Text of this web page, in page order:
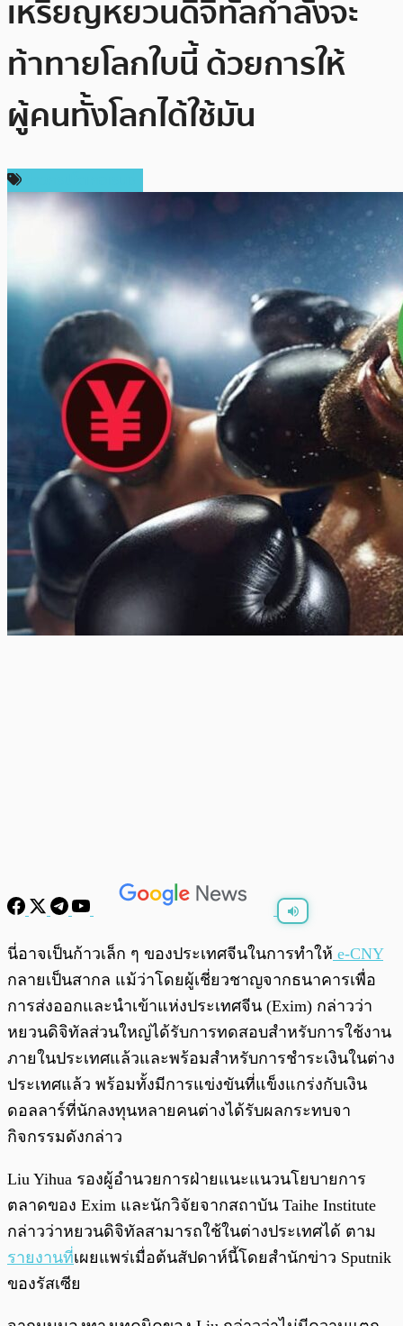
เหรียญหยวนดิจิทัลกำลังจะ
ท้าทายโลกใบนี้ ด้วยการให้
ผู้คนทั้งโลกได้ใช้มัน
พร้อมเล่น 0:00 /
นี่อาจเป็นก้าวเล็ก ๆ ของประเทศจีนในการทำให้ e-CNY
กลายเป็นสากล แม้ว่าโดยผู้เชี่ยวชาญจากธนาคารเพื่อ
การส่งออกและนำเข้าแห่งประเทศจีน (Exim) กล่าวว่า
หยวนดิจิทัลส่วนใหญ่ได้รับการทดสอบสำหรับการใช้งาน
ภายในประเทศแล้วและพร้อมสำหรับการชำระเงินในต่าง
ประเทศแล้ว พร้อมทั้งมีการแข่งขันที่แข็งแกร่งกับเงิน
ดอลลาร์ที่นักลงทุนหลายคนต่างได้รับผลกระทบจา
กิจกรรมดังกล่าว
Liu Yihua รองผู้อำนวยการฝ่ายแนะแนวนโยบายการ
ตลาดของ Exim และนักวิจัยจากสถาบัน Taihe Institute
กล่าวว่าหยวนดิจิทัลสามารถใช้ในต่างประเทศได้ ตาม
รายงานที่เผยแพร่เมื่อต้นสัปดาห์นี้โดยสำนักข่าว Sputnik
ของรัสเซีย